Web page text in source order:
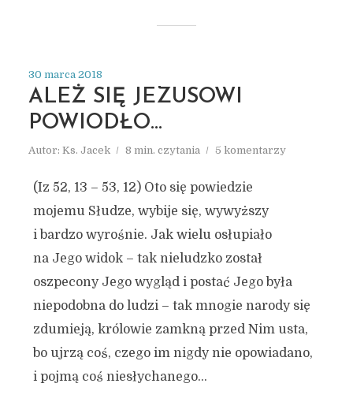
30 marca 2018
ALEŻ SIĘ JEZUSOWI
POWIODŁO…
Autor: Ks. Jacek 8 min. czytania 5 komentarzy
(Iz 52, 13 – 53, 12) Oto się powiedzie
mojemu Słudze, wybije się, wywyższy
i bardzo wyrośnie. Jak wielu osłupiało
na Jego widok – tak nieludzko został
oszpecony Jego wygląd i postać Jego była
niepodobna do ludzi – tak mnogie narody się
zdumieją, królowie zamkną przed Nim usta,
bo ujrzą coś, czego im nigdy nie opowiadano,
i pojmą coś niesłychanego...